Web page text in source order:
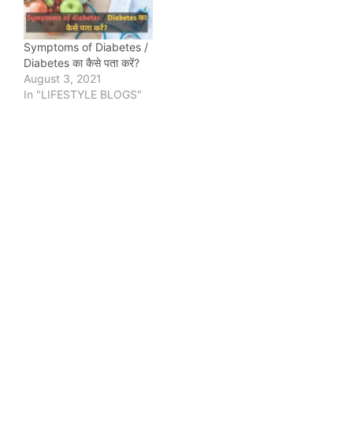
Symptoms of Diabetes /
Diabetes का कैसे पता करें?
August 3, 2021
In "LIFESTYLE BLOGS"